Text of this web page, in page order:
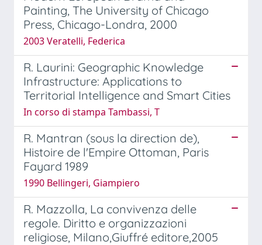
Painting, The University of Chicago
Press, Chicago-Londra, 2000
2003 Veratelli, Federica
R. Laurini: Geographic Knowledge
Infrastructure: Applications to
Territorial Intelligence and Smart Cities
In corso di stampa Tambassi, T
R. Mantran (sous la direction de),
Histoire de l'Empire Ottoman, Paris
Fayard 1989
1990 Bellingeri, Giampiero
R. Mazzolla, La convivenza delle
regole. Diritto e organizzazioni
religiose, Milano,Giuffré editore,2005